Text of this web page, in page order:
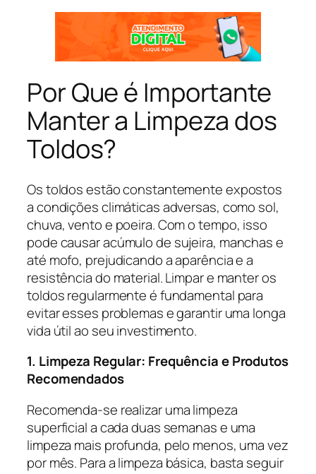
Por Que é Importante
Manter a Limpeza dos
Toldos?
Os toldos estão constantemente expostos
a condições climáticas adversas, como sol,
chuva, vento e poeira. Com o tempo, isso
pode causar acúmulo de sujeira, manchas e
até mofo, prejudicando a aparência e a
resistência do material. Limpar e manter os
toldos regularmente é fundamental para
evitar esses problemas e garantir uma longa
vida útil ao seu investimento.
1. Limpeza Regular: Frequência e Produtos
Recomendados
Recomenda-se realizar uma limpeza
superficial a cada duas semanas e uma
limpeza mais profunda, pelo menos, uma vez
por mês. Para a limpeza básica, basta seguir